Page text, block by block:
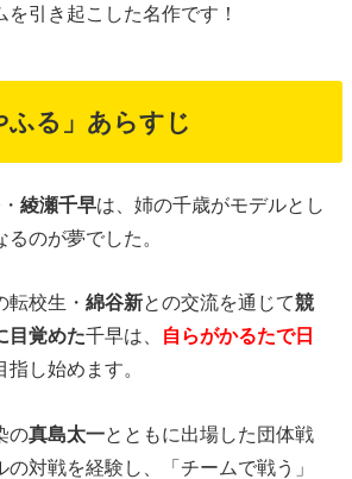
引き起こした名作です！
る」あらすじ
綾瀬千早は、姉の千歳がモデルとし
のが夢でした。
転校生・綿谷新との交流を通じて競
目覚めた千早は、 自らがかるたで日
指し始めます。
の真島太一とともに出場した団体戦
対戦を経験し、「チームで戦う」